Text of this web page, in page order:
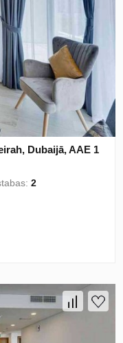
Dubaijā, AAE 1
2